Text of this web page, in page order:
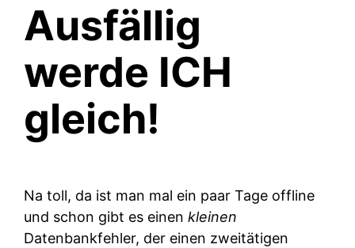
Ausfällig
werde ICH
gleich!
Na toll, da ist man mal ein paar Tage offline
und schon gibt es einenkleinen
Datenbankfehler, der einen zweitätigen